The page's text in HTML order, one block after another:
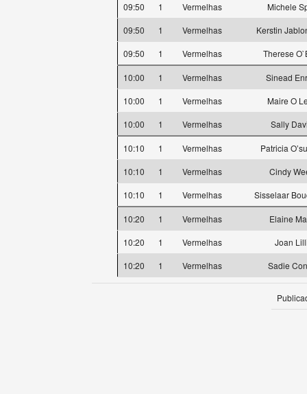
09:50 1 Vermelhas
Michele
09:50
1 Vermelhas
Kerstin
09:50
1 Vermelhas Therese
10:00 1 Vermelhas
Sinead
10:00
1 Vermelhas
Maire O
10:00
1 Vermelhas Sally
10:10 1 Vermelhas
Patricia
10:10
1 Vermelhas
Cindy
10:10
1 Vermelhas Sisselaar
10:20 1 Vermelhas
Elaine
10:20
1 Vermelhas
Joan
10:20
1 Vermelhas Sadie